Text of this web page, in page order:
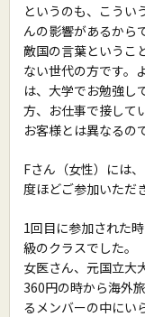
というのも、こうい
んの影響があるから
敵国の言葉というこ
ない世代の方です。
は、大学でお勉強し
方、お仕事で接して
お客様とは異なるの
Fさん（女性）には
度ほどご参加いただ
1回目に参加された
級のクラスでした。
女医さん、元国立大
360円の時から海外
るメンバーの中にい